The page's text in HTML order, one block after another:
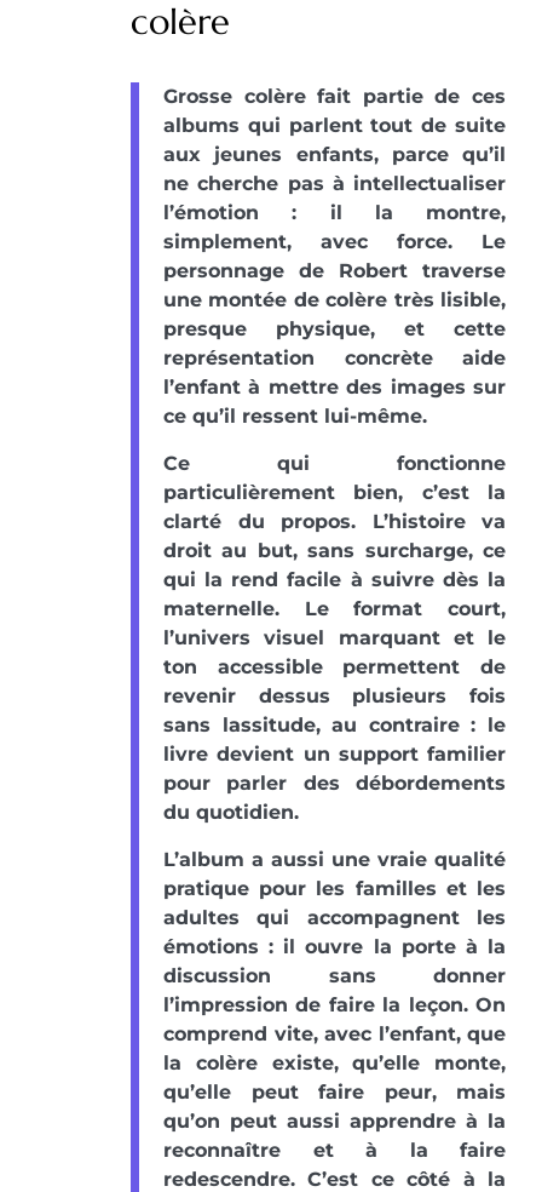
colère
Grosse colère fait partie de ces
albums qui parlent tout de suite
aux jeunes enfants, parce qu’il
ne cherche pas à intellectualiser
l’émotion : il la montre,
simplement, avec force. Le
personnage de Robert traverse
une montée de colère très lisible,
presque physique, et cette
représentation concrète aide
l’enfant à mettre des images sur
ce qu’il ressent lui-même.
Ce qui fonctionne
particulièrement bien, c’est la
clarté du propos. L’histoire va
droit au but, sans surcharge, ce
qui la rend facile à suivre dès la
maternelle. Le format court,
l’univers visuel marquant et le
ton accessible permettent de
revenir dessus plusieurs fois
sans lassitude, au contraire : le
livre devient un support familier
pour parler des débordements
du quotidien.
L’album a aussi une vraie qualité
pratique pour les familles et les
adultes qui accompagnent les
émotions : il ouvre la porte à la
discussion sans donner
l’impression de faire la leçon. On
comprend vite, avec l’enfant, que
la colère existe, qu’elle monte,
qu’elle peut faire peur, mais
qu’on peut aussi apprendre à la
reconnaître et à la faire
redescendre. C’est ce côté à la